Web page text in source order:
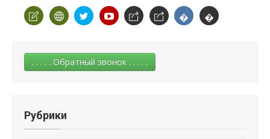
. . . . . Обратный звонок . . . . .
Рубрики